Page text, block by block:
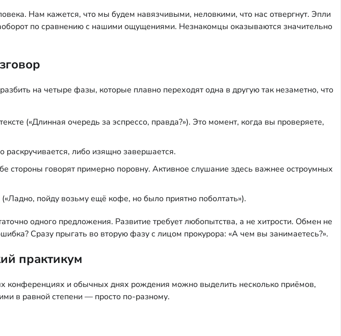
Нам кажется, что мы будем навязчивыми, неловкими, что нас отвергнут. Эпли
по сравнению с нашими ощущениями. Незнакомцы оказываются значительно
на четыре фазы, которые плавно переходят одна в другую так незаметно, что
(«Длинная очередь за эспрессо, правда?»). Это момент, когда вы проверяете,
либо изящно завершается.
стороны говорят примерно поровну. Активное слушание здесь важнее остроумных
пойду возьму ещё кофе, но было приятно поболтать»).
одного предложения. Развитие требует любопытства, а не хитрости. Обмен не
Сразу прыгать во вторую фазу с лицом прокурора: «А чем вы занимаетесь?».
практикум
конференциях и обычных днях рождения можно выделить несколько приёмов,
в равной степени — просто по-разному.